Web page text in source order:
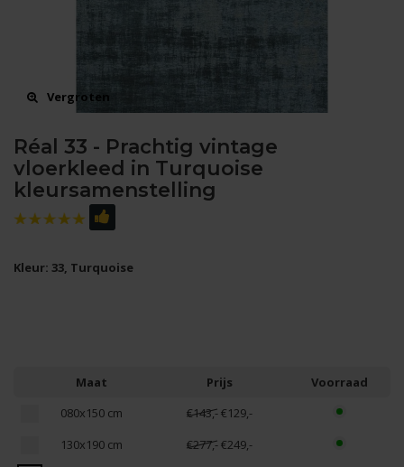
Vergroten
Réal 33 - Prachtig vintage
vloerkleed in Turquoise
kleursamenstelling
Kleur: 33, Turquoise
Maat Prijs
Voorraad
080x150 cm
€143,-€129,-
130x190 cm
€277,-€249,-